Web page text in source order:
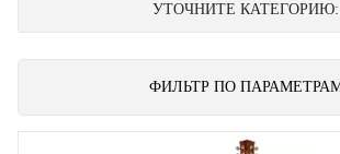
УТОЧНИТЕ КАТЕГОРИЮ:
ФИЛЬТР ПО